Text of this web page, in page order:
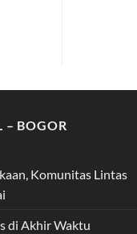
– BOGOR
Komunitas Lintas
di Akhir Waktu